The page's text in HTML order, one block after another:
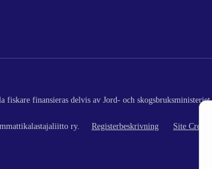
finansieras delvis av Jord- och
ry. Registerbeskrivning Site Credits